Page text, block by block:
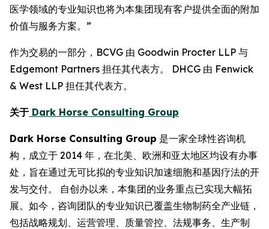
医学领域的专业知识也将为本集团现有客户提供全面的附加
价值与服务方案。”
作为交易的一部分，BCVG 由 Goodwin Procter LLP 与
Edgemont Partners 担任其代表方。 DHCG 由 Fenwick
& West LLP 担任其代表方。
关于 Dark Horse Consulting Group
Dark Horse Consulting Group 是一家全球性咨询机
构，成立于 2014 年，在北美、欧洲和亚太地区均设有办事
处，旨在通过无可比拟的专业知识加速细胞和基因疗法的开
发与交付。 自创办以来，本集团的业务重点已实现大幅拓
展。如今，咨询团队的专业知识已覆盖生物制药全产业链，
包括战略规划、运营管理、质量管控、法规事务、生产制